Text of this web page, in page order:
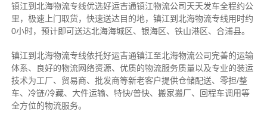
镇江到北海物流专线优选好运吉通镇江物流公司天天发车全程约公
里， 极速上门取货，快速送达目的地，镇江到北海物流专线用时约
0小时，预计即可送达北海海城区、银海区、铁山港区、合浦县。
镇江到北海物流专线依托好运吉通镇江至北海物流公司完善的运输
体系、良好的物流网络资源、优质的物流服务质量以及专业的装运
技术为工厂、贸易商、批发商等新老客户提供仓储配送、零担/整
车、冷链/冷藏、大件运输、特快/普快、搬家搬厂、回程车调用等
全方位的物流服务。